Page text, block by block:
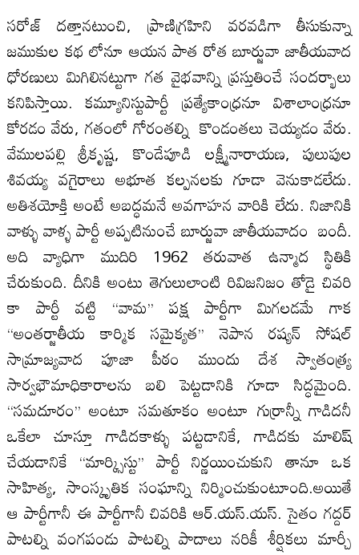
సరోజ్‌ దత్తానటుంచి, ప్రాణిగ్రహిని వరవడిగా తీసుకున్నా
జముకుల కథ లోనూ ఆయన పాత రోత బూర్జువా జాతీయవాద
ధోరణులు మిగిలినట్టుగా గత వైభవాన్ని ప్రస్తుతించే సందర్భాలు
కనిపిస్తాయి. కమ్యూనిస్టుపార్టీ ప్రత్యేకాంధ్రనూ విశాలాంధ్రనూ
కోరడం వేరు, గతంలో గోరంతల్ని కొండంతలు చెయ్యడం వేరు.
వేములపల్లి శ్రీకృష్ణ, కొండేపూడి లక్ష్మీనారాయణ, పులుపుల
శివయ్య వగైరాలు అభూత కల్పనలకు గూడా వెనుకాడలేదు.
అతిశయోక్తి అంటే అబద్ధమనే అవగాహన వారికి లేదు. నిజానికి
వాళ్ళు వాళ్ళ పార్టీ అప్పటినుంచే బూర్జువా జాతీయవాదం బందీ.
అది వ్యాధిగా ముదిరి 1962 తరువాత ఉన్మాద స్థితికి
చేరుకుంది. దీనికి అంటు తెగులులాంటి రివిజనిజం తోడై చివరి
కా పార్టీ వట్టి ‘‘వామ’’ పక్ష పార్టీగా మిగలడమే గాక
‘‘అంతర్జాతీయ కార్మిక సమైక్యత’’ నెపాన రష్యన్‌ సోషల్‌
సామ్రాజ్యవాద పూజా పీఠం ముందు దేశ స్వాతంత్య్ర
సార్వభౌమాధికారాలను బలి పెట్టడానికి గూడా సిద్ధమైంది.
‘‘సమదూరం’’ అంటూ సమతూకం అంటూ గుర్రాన్నీ గాడిదనీ
ఒకేలా చూస్తూ గాడిదకాళ్ళు పట్టడానికే, గాడిదకు మాలిష్‌
చేయడానికే ‘‘మార్క్సిస్టు’’ పార్టీ నిర్ణయించుకుని తానూ ఒక
సాహిత్య, సాంస్కృతిక సంఘాన్ని నిర్మించుకుంటూంది.అయితే
ఆ పార్టీగానీ ఈ పార్టీగానీ చివరికి ఆర్‌.యస్‌.యస్‌. సైతం గద్దర్‌
పాటల్ని వంగపండు పాటల్ని పాదాలు నరికీ శీర్షికలు మార్చీ